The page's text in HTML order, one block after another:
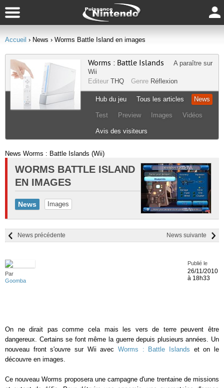
Accueil › News › Worms Battle Island en images
Worms : Battle Islands
A paraître sur
Wii
Editeur THQ Genre Réflexion
Hub du jeu Tous les articles News
Test Preview Images Vidéos
Avis des visiteurs
News Worms : Battle Islands (Wii)
WORMS BATTLE ISLAND
EN IMAGES
News Images
News suivante
News précédente
Par
Goomba
Publié le
26/11/2010
à 18h33
On ne dirait pas comme cela mais les vers de terre peuvent être
dangereux. Certains se font même la guerre depuis plusieurs années. Un
nouveau front s'ouvre sur Wii avec Worms : Battle Islands et on le
découvre en images.
Ce nouveau Worms proposera une campagne d'une trentaine de missions